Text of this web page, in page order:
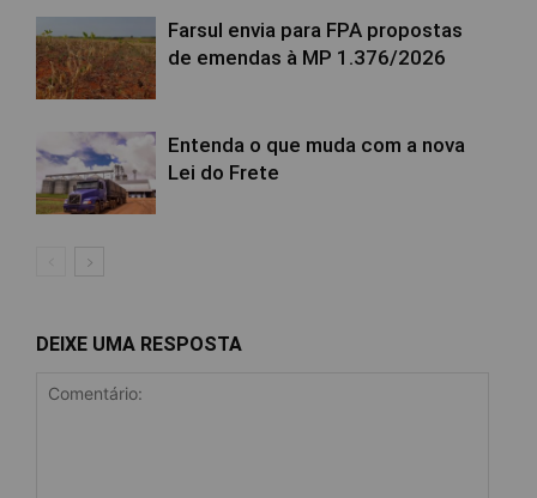
Farsul envia para FPA propostas
de emendas à MP 1.376/2026
Entenda o que muda com a nova
Lei do Frete
DEIXE UMA RESPOSTA